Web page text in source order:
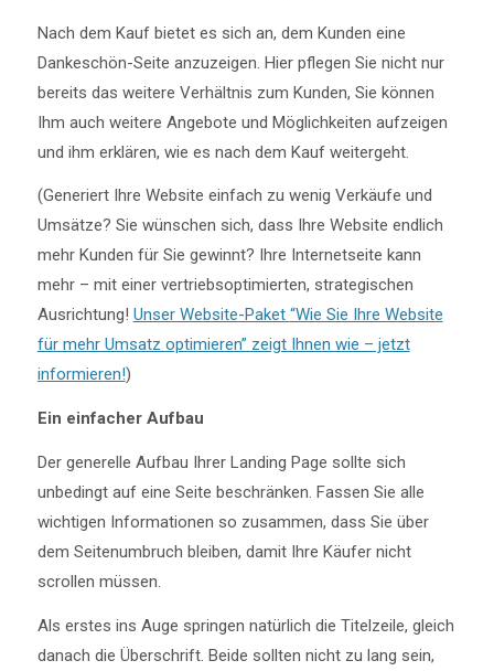
Nach dem Kauf bietet es sich an, dem Kunden eine
Dankeschön-Seite anzuzeigen. Hier pflegen Sie nicht nur
bereits das weitere Verhältnis zum Kunden, Sie können
Ihm auch weitere Angebote und Möglichkeiten aufzeigen
und ihm erklären, wie es nach dem Kauf weitergeht.
(Generiert Ihre Website einfach zu wenig Verkäufe und
Umsätze? Sie wünschen sich, dass Ihre Website endlich
mehr Kunden für Sie gewinnt? Ihre Internetseite kann
mehr – mit einer vertriebsoptimierten, strategischen
Ausrichtung! Unser Website-Paket “Wie Sie Ihre Website
für mehr Umsatz optimieren” zeigt Ihnen wie – jetzt
informieren!)
Ein einfacher Aufbau
Der generelle Aufbau Ihrer Landing Page sollte sich
unbedingt auf eine Seite beschränken. Fassen Sie alle
wichtigen Informationen so zusammen, dass Sie über
dem Seitenumbruch bleiben, damit Ihre Käufer nicht
scrollen müssen.
Als erstes ins Auge springen natürlich die Titelzeile, gleich
danach die Überschrift. Beide sollten nicht zu lang sein,